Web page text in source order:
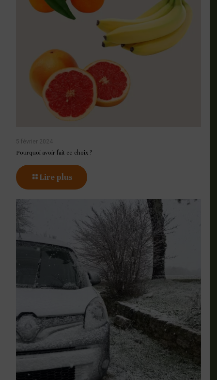
5 février 2024
Pourquoi avoir fait ce choix ?
Lire plus